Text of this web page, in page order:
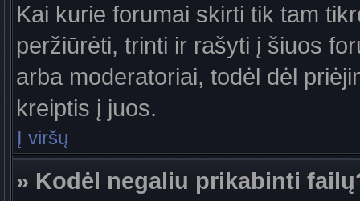
Kai kurie forumai skirti tik tam
peržiūrėti, trinti ir rašyti į šiuos
arba moderatoriai, todėl dėl
kreiptis į juos.
Į viršų
» Kodėl negaliu prikabinti